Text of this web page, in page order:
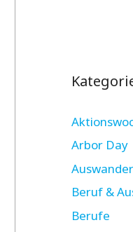
Arbor Day
Beruf &
Berufe